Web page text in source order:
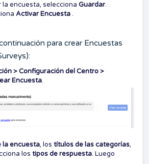
encuesta, selecciona Guardar.
Activar Encuesta .
para crear Encuestas
> Configuración del Centro >
Encuesta.
la encuesta, los títulos de las categorías,
los tipos de respuesta. Luego